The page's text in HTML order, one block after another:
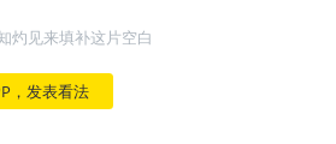
灼见来填补这片空白
，发表看法